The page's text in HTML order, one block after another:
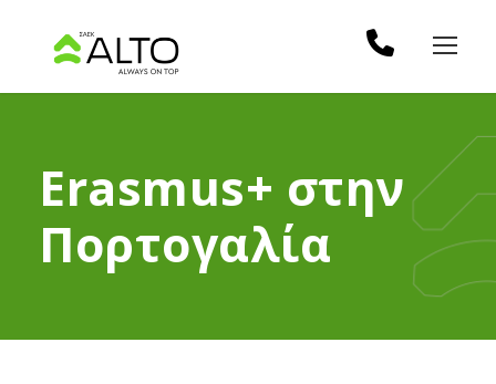
Erasmus+ στην
Πορτογαλία